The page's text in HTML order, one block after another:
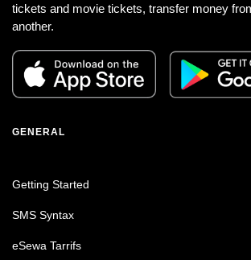
tickets and movie tickets, transfer money
another.
GENERAL
Getting Started
SMS Syntax
eSewa Tarrifs